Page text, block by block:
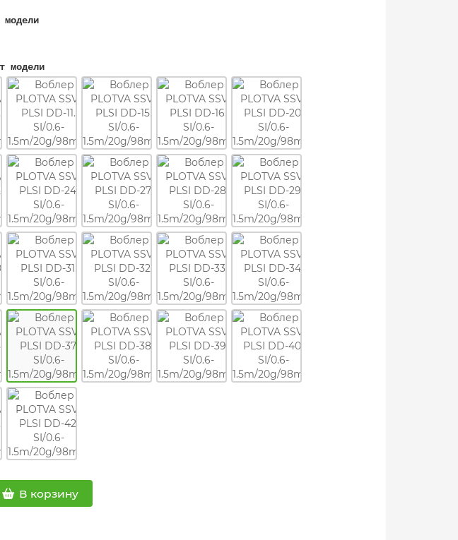
модели
модели
В корзину